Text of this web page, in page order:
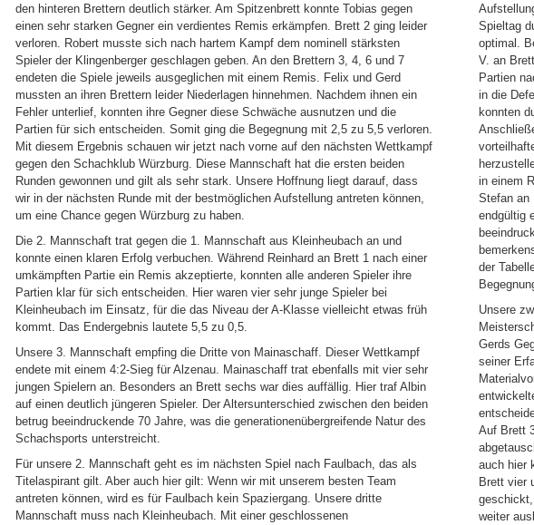
den hinteren Brettern deutlich stärker. Am Spitzenbrett konnte Tobias gegen
einen sehr starken Gegner ein verdientes Remis erkämpfen. Brett 2 ging leider
verloren. Robert musste sich nach hartem Kampf dem nominell stärksten
Spieler der Klingenberger geschlagen geben. An den Brettern 3, 4, 6 und 7
endeten die Spiele jeweils ausgeglichen mit einem Remis. Felix und Gerd
mussten an ihren Brettern leider Niederlagen hinnehmen. Nachdem ihnen ein
Fehler unterlief, konnten ihre Gegner diese Schwäche ausnutzen und die
Partien für sich entscheiden. Somit ging die Begegnung mit 2,5 zu 5,5 verloren.
Mit diesem Ergebnis schauen wir jetzt nach vorne auf den nächsten Wettkampf
gegen den Schachklub Würzburg. Diese Mannschaft hat die ersten beiden
Runden gewonnen und gilt als sehr stark. Unsere Hoffnung liegt darauf, dass
wir in der nächsten Runde mit der bestmöglichen Aufstellung antreten können,
um eine Chance gegen Würzburg zu haben.
Die 2. Mannschaft trat gegen die 1. Mannschaft aus Kleinheubach an und
konnte einen klaren Erfolg verbuchen. Während Reinhard an Brett 1 nach einer
umkämpften Partie ein Remis akzeptierte, konnten alle anderen Spieler ihre
Partien klar für sich entscheiden. Hier waren vier sehr junge Spieler bei
Kleinheubach im Einsatz, für die das Niveau der A-Klasse vielleicht etwas früh
kommt. Das Endergebnis lautete 5,5 zu 0,5.
Unsere 3. Mannschaft empfing die Dritte von Mainaschaff. Dieser Wettkampf
endete mit einem 4:2-Sieg für Alzenau. Mainaschaff trat ebenfalls mit vier sehr
jungen Spielern an. Besonders an Brett sechs war dies auffällig. Hier traf Albin
auf einen deutlich jüngeren Spieler. Der Altersunterschied zwischen den beiden
betrug beeindruckende 70 Jahre, was die generationenübergreifende Natur des
Schachsports unterstreicht.
Für unsere 2. Mannschaft geht es im nächsten Spiel nach Faulbach, das als
Titelaspirant gilt. Aber auch hier gilt: Wenn wir mit unserem besten Team
antreten können, wird es für Faulbach kein Spaziergang. Unsere dritte
Mannschaft muss nach Kleinheubach. Mit einer geschlossenen
Spieltag
optimal.
V. an
Partien
in die
konnten
in einem
Stefan an
endgültig
der
Unsere
Gerds
seiner
Auf Brett
auch hier
Brett vier
weiter